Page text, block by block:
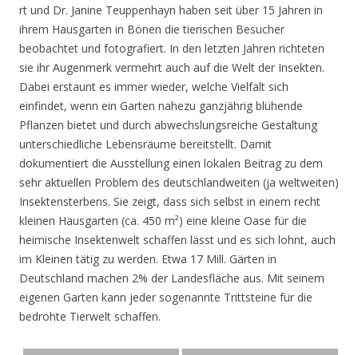
rt und Dr. Janine Teuppenhayn haben seit über 15 Jahren in
ihrem Hausgarten in Bönen die tierischen Besucher
beobachtet und fotografiert. In den letzten Jahren richteten
sie ihr Augenmerk vermehrt auch auf die Welt der Insekten.
Dabei erstaunt es immer wieder, welche Vielfalt sich
einfindet, wenn ein Garten nahezu ganzjährig blühende
Pflanzen bietet und durch abwechslungsreiche Gestaltung
unterschiedliche Lebensräume bereitstellt. Damit
dokumentiert die Ausstellung einen lokalen Beitrag zu dem
sehr aktuellen Problem des deutschlandweiten (ja weltweiten)
Insektensterbens. Sie zeigt, dass sich selbst in einem recht
kleinen Hausgarten (ca. 450 m²) eine kleine Oase für die
heimische Insektenwelt schaffen lässt und es sich lohnt, auch
im Kleinen tätig zu werden. Etwa 17 Mill. Gärten in
Deutschland machen 2% der Landesfläche aus. Mit seinem
eigenen Garten kann jeder sogenannte Trittsteine für die
bedrohte Tierwelt schaffen.